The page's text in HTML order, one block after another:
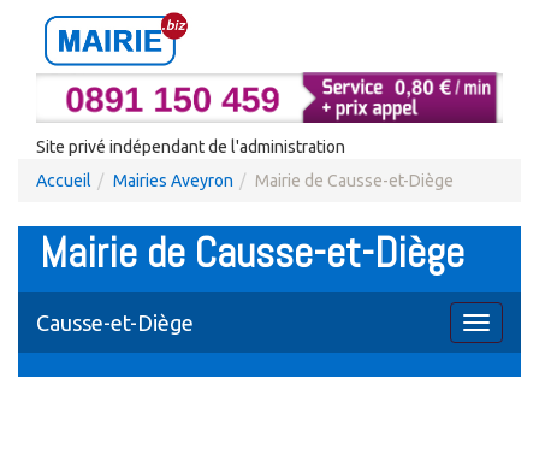
Site privé indépendant de l'administration
Accueil
Mairies Aveyron Mairie de Causse-et-Diège
Mairie de Causse-et-Diège
Toggle
Causse-et-Diège